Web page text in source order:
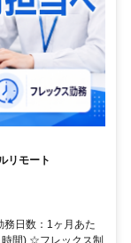
リモート
務日数：1ヶ月あた
時間) ☆フレックス制